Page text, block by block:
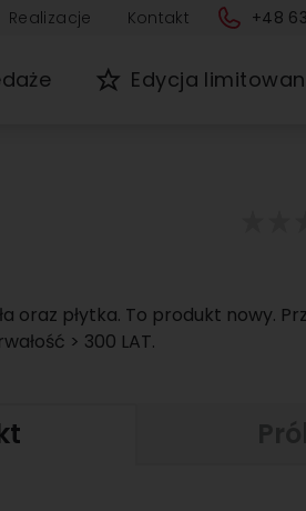
Realizacje Kontakt +48
Edycja
oraz płytka. To produkt nowy.
> 300 LAT.